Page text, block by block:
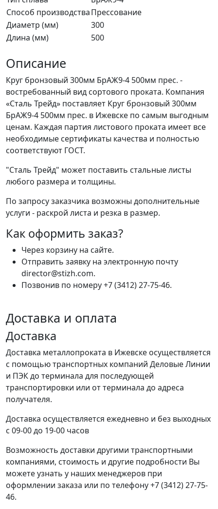
Способ производстваПрессование
Диаметр (мм)
300
Длина (мм)
500
Описание
Круг бронзовый 300мм БрАЖ9-4 500мм прес. -
востребованный вид сортового проката. Компания
«Сталь Трейд» поставляет Круг бронзовый 300мм
БрАЖ9-4 500мм прес. в Ижевске по самым выгодным
ценам. Каждая партия листового проката имеет все
необходимые сертификаты качества и полностью
соответствуют ГОСТ.
"Сталь Трейд" может поставить стальные листы
любого размера и толщины.
По запросу заказчика возможны дополнительные
услуги - раскрой листа и резка в размер.
Как оформить заказ?
Через корзину на сайте.
Отправить заявку на электронную почту
director@stizh.com.
Позвонив по номеру +7 (3412) 27-75-46.
Доставка и оплата
Доставка
Доставка металлопроката в Ижевске осуществляется
с помощью транспортных компаний Деловые Линии
и ПЭК до терминала для последующей
транспортировки или от терминала до адреса
получателя.
Доставка осуществляется ежедневно и без выходных
с 09-00 до 19-00 часов
Возможность доставки другими транспортными
компаниями, стоимость и другие подробности Вы
можете узнать у наших менеджеров при
оформлении заказа или по телефону +7 (3412) 27-75-
46.